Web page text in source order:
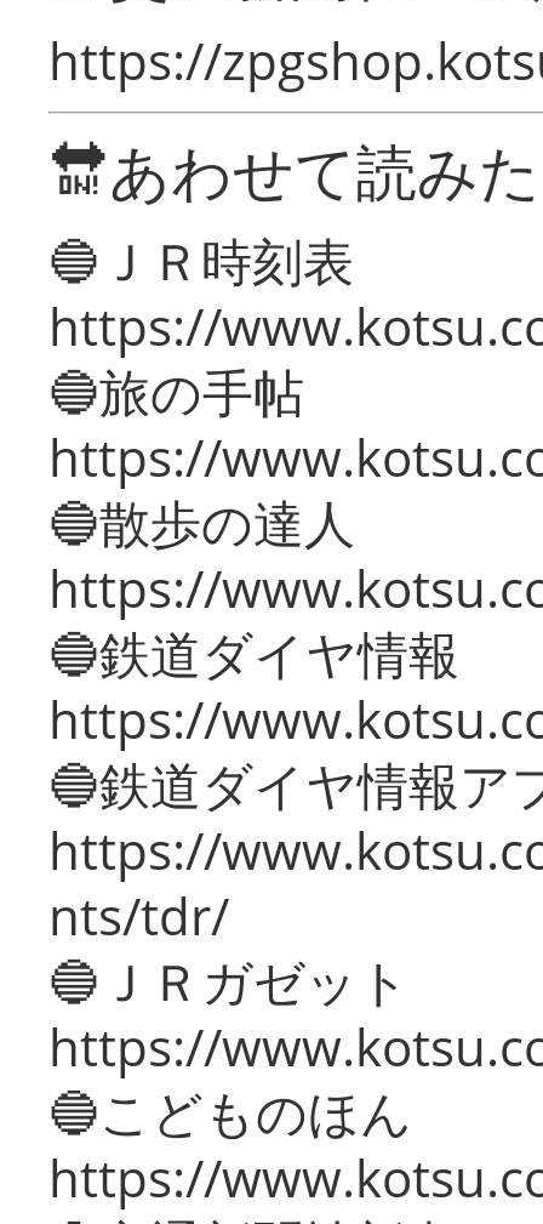
https://
🔛あわせて読み
🔵ＪＲ時刻表
https://
🔵旅の手帖
https://
🔵散歩の達人
https://
🔵鉄道ダイヤ情報
https://
🔵鉄道ダイヤ情報ア
https://
nts/tdr/
🔵ＪＲガゼット
https://
🔵こどものほん
https://